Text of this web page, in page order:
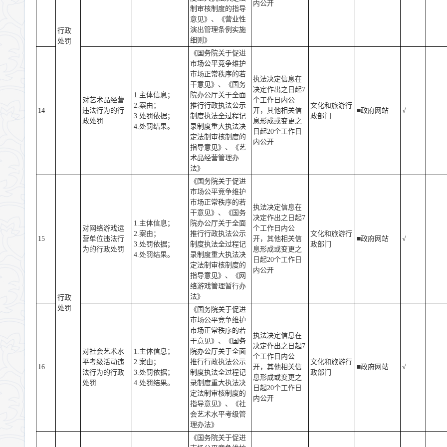
行政
处罚
制审核制度的指导
意见》、《营业性
演出管理条例实施
细则》
内公开
14
对艺术品经营
违法行为的行
政处罚
1.主体信息；
2.案由；
3.处罚依据；
4.处罚结果。
《国务院关于促进
市场公平竞争维护
市场正常秩序的若
干意见》、《国务
院办公厅关于全面
推行行政执法公示
制度执法全过程记
录制度重大执法决
定法制审核制度的
指导意见》、《艺
术品经营管理办
法》
执法决定信息在
决定作出之日起7
个工作日内公
开，其他相关信
息形成或变更之
日起20个工作日
内公开
文化和旅游行
政部门
■政府网站 √
15
行政
处罚
对网络游戏运
营单位违法行
为的行政处罚
1.主体信息；
2.案由；
3.处罚依据；
4.处罚结果。
《国务院关于促进
市场公平竞争维护
市场正常秩序的若
干意见》、《国务
院办公厅关于全面
推行行政执法公示
制度执法全过程记
录制度重大执法决
定法制审核制度的
指导意见》、《网
络游戏管理暂行办
法》
执法决定信息在
决定作出之日起7
个工作日内公
开，其他相关信
息形成或变更之
日起20个工作日
内公开
文化和旅游行
政部门
■政府网站 √
16
对社会艺术水
平考级活动违
法行为的行政
处罚
1.主体信息；
2.案由；
3.处罚依据；
4.处罚结果。
《国务院关于促进
市场公平竞争维护
市场正常秩序的若
干意见》、《国务
院办公厅关于全面
推行行政执法公示
制度执法全过程记
录制度重大执法决
定法制审核制度的
指导意见》、《社
会艺术水平考级管
理办法》
执法决定信息在
决定作出之日起7
个工作日内公
开，其他相关信
息形成或变更之
日起20个工作日
内公开
文化和旅游行
政部门
■政府网站 √
《国务院关于促进